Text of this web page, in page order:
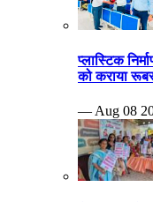
प्लास्टिक
को कराया
— Aug 08